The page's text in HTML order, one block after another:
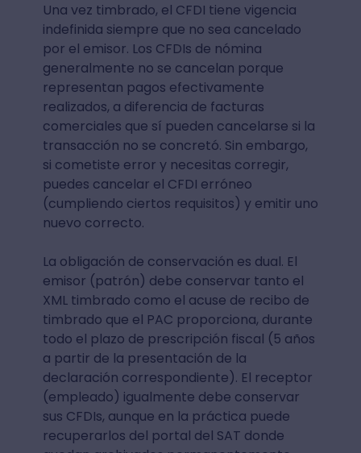
Una vez timbrado, el CFDI tiene vigencia
indefinida siempre que no sea cancelado
por el emisor. Los CFDIs de nómina
generalmente no se cancelan porque
representan pagos efectivamente
realizados, a diferencia de facturas
comerciales que sí pueden cancelarse si la
transacción no se concretó. Sin embargo,
si cometiste error y necesitas corregir,
puedes cancelar el CFDI erróneo
(cumpliendo ciertos requisitos) y emitir uno
nuevo correcto.
La obligación de conservación es dual. El
emisor (patrón) debe conservar tanto el
XML timbrado como el acuse de recibo de
timbrado que el PAC proporciona, durante
todo el plazo de prescripción fiscal (5 años
a partir de la presentación de la
declaración correspondiente). El receptor
(empleado) igualmente debe conservar
sus CFDIs, aunque en la práctica puede
recuperarlos del portal del SAT donde